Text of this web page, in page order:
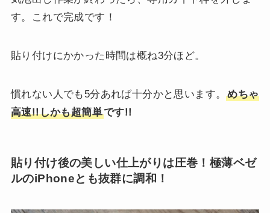
す。これで完成です！
貼り付けにかかった時間は概ね3分ほど。
慣れない人でも5分あれば十分かと思います。めちゃ
高速!!しかも超簡単です!!
貼り付け後の美しい仕上がりは圧巻！極薄ベゼ
ルのiPhoneとも抜群に調和！